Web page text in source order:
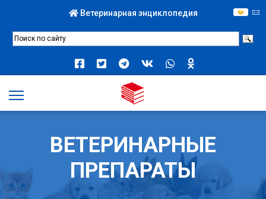
Ветеринарная энциклопедия
ВЕТЕРИНАРНЫЕ
ПРЕПАРАТЫ